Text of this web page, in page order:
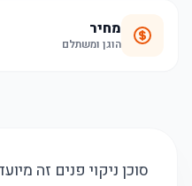
מחיר
הוגן ומשתלם
סוכן ניקוי פנים זה